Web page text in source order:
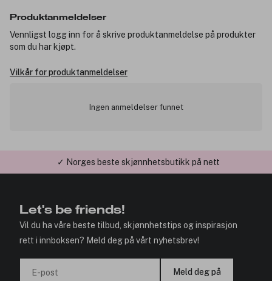
Produktanmeldelser
Vennligst logg inn for å skrive produktanmeldelse på produkter
som du har kjøpt.
Vilkår for produktanmeldelser
Ingen anmeldelser funnet
✓ Norges beste skjønnhetsbutikk på nett
Let's be friends!
Vil du ha våre beste tilbud, skjønnhetstips og inspirasjon
rett i innboksen? Meld deg på vårt nyhetsbrev!
E-post Meld deg på